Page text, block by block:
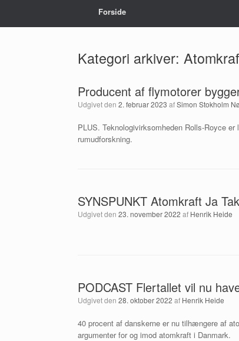
Forside
Kategori arkiver:
Producent af flymotorer
Udgivet den 2. februar 2023 afSimon Stokholm
PLUS. Teknologivirksomheden Rolls-Royce
rumudforskning.
SYNSPUNKT Atomkraft Ja
Udgivet den 23. november 2022 af Henrik Heide
PODCAST Flertallet vil nu
Udgivet den 28. oktober 2022 af Henrik Heide
40 procent af danskerne er nu tilhængere af
argumenter for og imod atomkraft i Danmark.